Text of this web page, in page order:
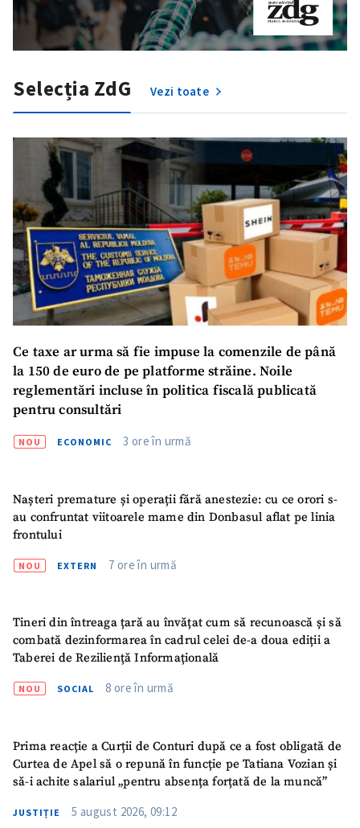
Trimite o informație
Despre ZdG
in English
Selecția ZdG Vezi toate
Ce taxe ar urma să fie impuse la comenzile de până
la 150 de euro de pe platforme străine. Noile
reglementări incluse în politica fiscală publicată
pentru consultări
NOU ECONOMIC 3 ore în urmă
Nașteri premature și operații fără anestezie: cu ce orori s-
au confruntat viitoarele mame din Donbasul aflat pe linia
frontului
NOU EXTERN 7 ore în urmă
Tineri din întreaga țară au învățat cum să recunoască și să
combată dezinformarea în cadrul celei de-a doua ediții a
Taberei de Reziliență Informațională
NOU SOCIAL 8 ore în urmă
Prima reacție a Curții de Conturi după ce a fost obligată de
Curtea de Apel să o repună în funcție pe Tatiana Vozian și
să-i achite salariul „pentru absența forțată de la muncă”
JUSTIȚIE 5 august 2026, 09:12